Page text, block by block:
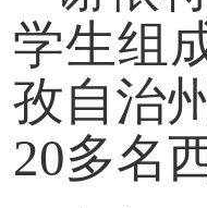
学生组
孜自治
20多名